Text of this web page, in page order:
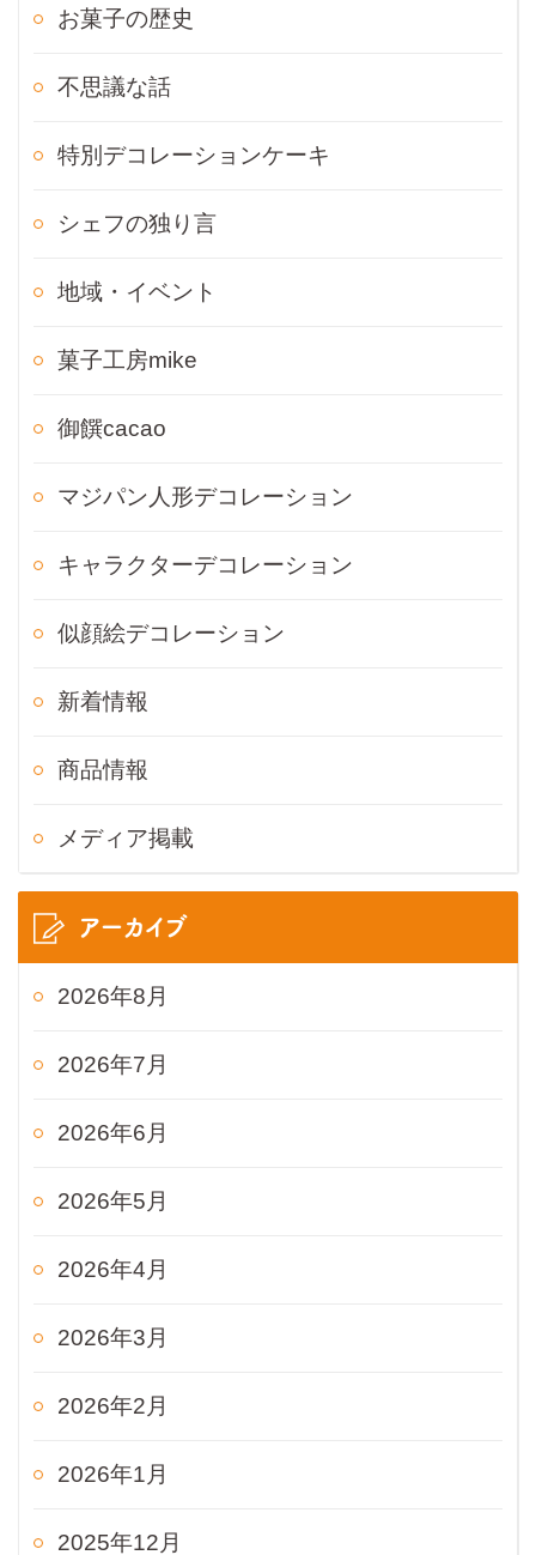
お菓子の歴史
不思議な話
特別デコレーションケーキ
シェフの独り言
地域・イベント
菓子工房mike
御饌cacao
マジパン人形デコレーション
キャラクターデコレーション
似顔絵デコレーション
新着情報
商品情報
メディア掲載
アーカイブ
2026年8月
2026年7月
2026年6月
2026年5月
2026年4月
2026年3月
2026年2月
2026年1月
2025年12月